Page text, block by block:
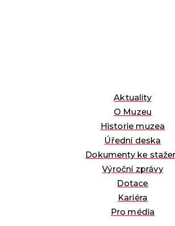
Aktuality
O Muzeu
Historie muzea
Úřední deska
Dokumenty ke
Výroční zprávy
Dotace
Kariéra
Pro média